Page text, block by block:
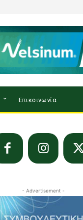
Επικοινωνία
- Advertisement -